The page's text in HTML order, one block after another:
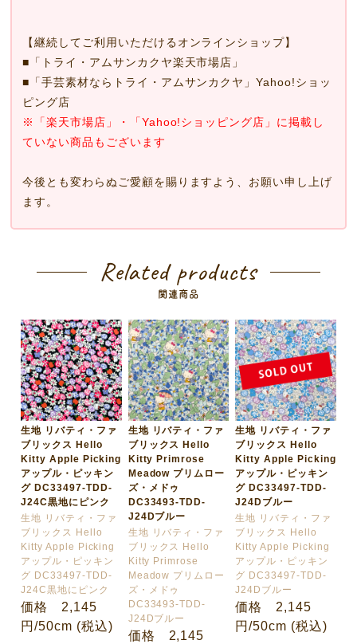
【継続してご利用いただけるオンラインショップ】
■ 「トライ・アムサンカクヤ楽天市場店」
■ 「手芸素材ならトライ・アムサンカクヤ」Yahoo!ショッ
ピング店
※「楽天市場店」・「Yahoo!ショッピング店」に掲載し
ていない商品もございます
今後とも変わらぬご愛顧を賜りますよう、お願い申し上げ
ます。
Related products
関連商品
生地 リバティ・ファ
ブリックス Hello
Kitty Apple Picking
アップル・ピッキン
グ DC33497-TDD-
J24C黒地にピンク
生地 リバティ・ファ
ブリックス Hello
Kitty Apple Picking
アップル・ピッキン
グ DC33497-TDD-
J24C黒地にピンク
価格 2,145
円/50cm (税込)
生地 リバティ・ファ
ブリックス Hello
Kitty Primrose
Meadow プリムロー
ズ・メドゥ
DC33493-TDD-
J24Dブルー
生地 リバティ・ファ
ブリックス Hello
Kitty Primrose
Meadow プリムロー
ズ・メドゥ
DC33493-TDD-
J24Dブルー
価格 2,145
生地 リバティ・ファ
ブリックス Hello
Kitty Apple Picking
アップル・ピッキン
グ DC33497-TDD-
J24Dブルー
生地 リバティ・ファ
ブリックス Hello
Kitty Apple Picking
アップル・ピッキン
グ DC33497-TDD-
J24Dブルー
価格 2,145
円/50cm (税込)